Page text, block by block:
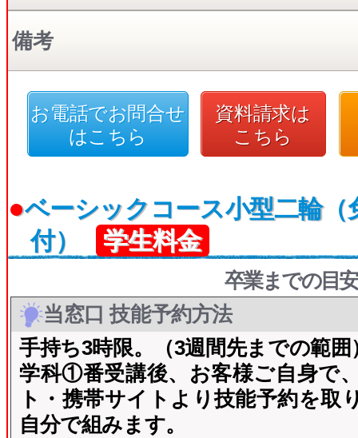
備考
お電話でお問合せ
はこちら
資料請求は
こちら
●ベーシックコース小型二輪（
付）
学生料金
卒業までの目
当窓口 技能予約方法
手持ち3時限。（3週間先までの範
学科①番受講後、お客様ご自身で
ト・携帯サイトより技能予約を取
自分で組みます。